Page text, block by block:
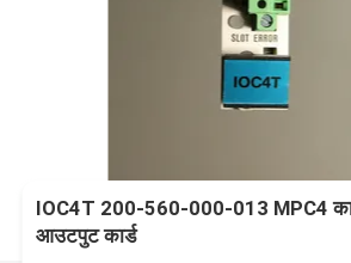
IOC4T 200-560-000-013 MPC4
आउटपुट कार्ड